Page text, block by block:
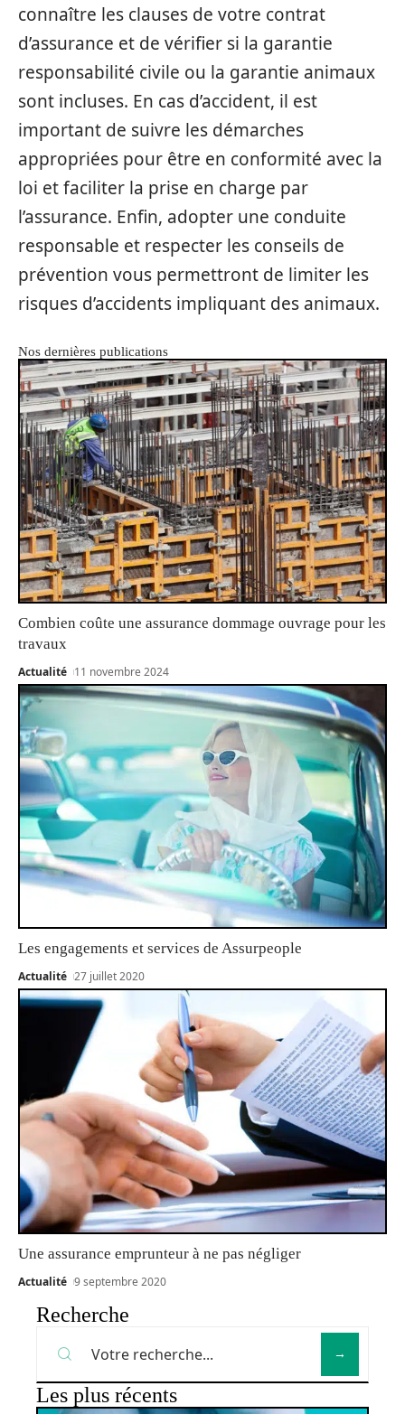
connaître les clauses de votre contrat
d’assurance et de vérifier si la garantie
responsabilité civile ou la garantie animaux
sont incluses. En cas d’accident, il est
important de suivre les démarches
appropriées pour être en conformité avec la
loi et faciliter la prise en charge par
l’assurance. Enfin, adopter une conduite
responsable et respecter les conseils de
prévention vous permettront de limiter les
risques d’accidents impliquant des animaux.
Nos dernières publications
Combien coûte une assurance dommage ouvrage pour les
travaux
Actualité 11 novembre 2024
Les engagements et services de Assurpeople
Actualité 27 juillet 2020
Une assurance emprunteur à ne pas négliger
Actualité 9 septembre 2020
Recherche
Les plus récents